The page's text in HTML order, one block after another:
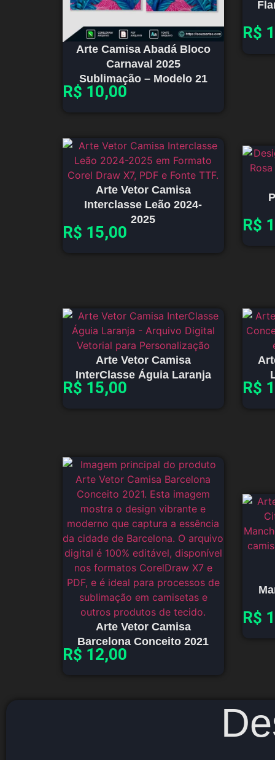
Arte Camisa Abadá Bloco
Carnaval 2025
Sublimação – Modelo 21
R$ 10,00
R$
Arte Vetor Camisa
Interclasse Leão 2024-
2025
R$ 15,00 R$
Arte Vetor Camisa
InterClasse Águia Laranja
R$ 15,00 R$
Arte Vetor Camisa
Barcelona Conceito 2021
R$ 12,00
R$